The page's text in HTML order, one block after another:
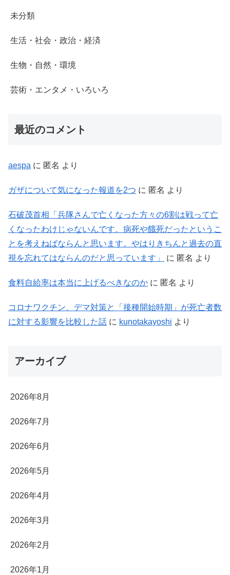
未分類
生活・社会・政治・経済
生物・自然・環境
芸術・エンタメ・いろいろ
最近のコメント
aespa に 匿名 より
ガザについて気になった報道を2つ に 匿名 より
石破茂首相「兵隊さんで亡くなった方々の6割は戦って亡
くなったわけじゃないんです。病死や餓死だったというこ
とを考えねばならんと思います。やはりきちんと過去の直
視を忘れてはならんのだと思っています」
に 匿名 より
食料自給率は本当に上げるべきなのか に 匿名 より
コロナワクチン、デマ対策と「接種開始時期」が死亡者数
に対する影響を比較した話 に kunotakayoshi より
アーカイブ
2026年8月
2026年7月
2026年6月
2026年5月
2026年4月
2026年3月
2026年2月
2026年1月